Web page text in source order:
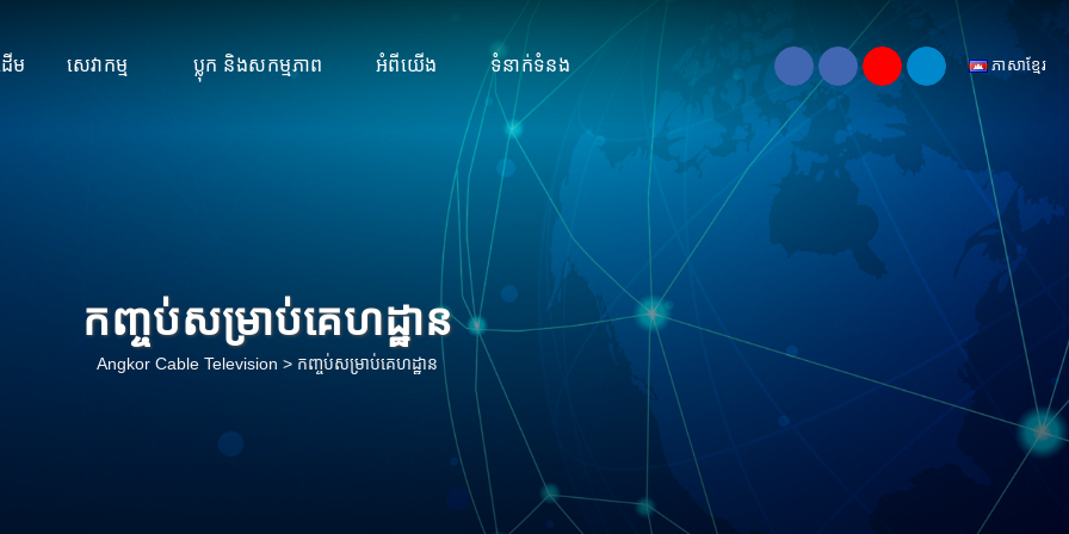
ើម សេវាកម្ម ប្លុក និងសកម្មភាព អំពីយើង ទំនាក់ទំនង ភាសាខ្មែរ
កញ្ចប់សម្រាប់គេហដ្ឋាន
Angkor Cable Television > កញ្ចប់សម្រាប់គេហដ្ឋាន